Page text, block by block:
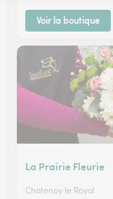
Voir la boutique
La Prairie Fleurie
Chatenoy le Royal